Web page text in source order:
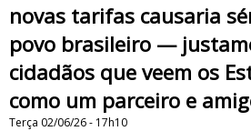
novas tarifas causaria
povo brasileiro —
cidadãos que veem os
como um parceiro e
Terça 02/06/26 - 17h10